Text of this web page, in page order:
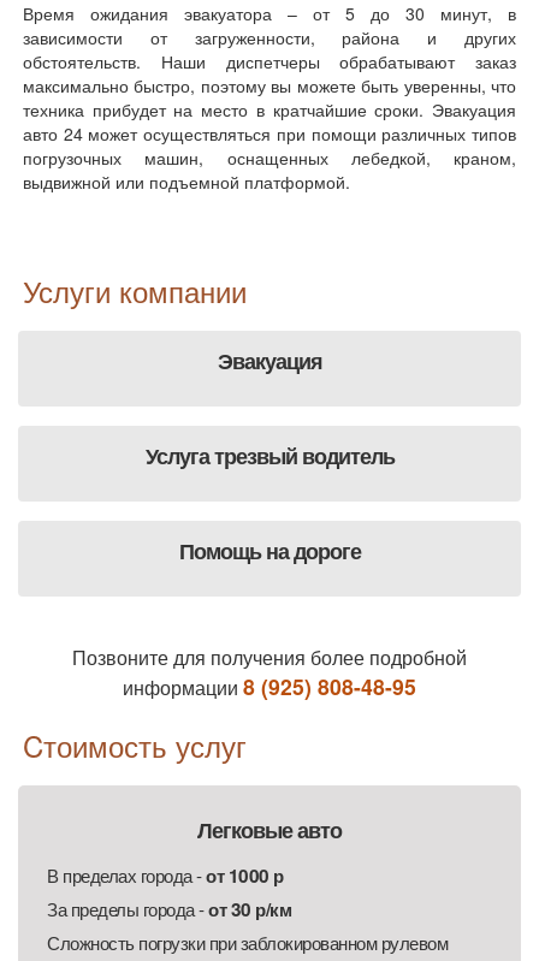
Время ожидания эвакуатора – от 5 до 30 минут, в
зависимости от загруженности, района и других
обстоятельств. Наши диспетчеры обрабатывают заказ
максимально быстро, поэтому вы можете быть уверенны, что
техника прибудет на место в кратчайшие сроки. Эвакуация
авто 24 может осуществляться при помощи различных типов
погрузочных машин, оснащенных лебедкой, краном,
выдвижной или подъемной платформой.
Услуги компании
Эвакуация
Услуга трезвый водитель
Помощь на дороге
Позвоните для получения более подробной
информации ‎8 (925) 808-48-95
Cтоимость услуг
Легковые авто
В пределах города -от 1000 р
За пределы города -от 30 р/км
Сложность погрузки при заблокированном рулевом